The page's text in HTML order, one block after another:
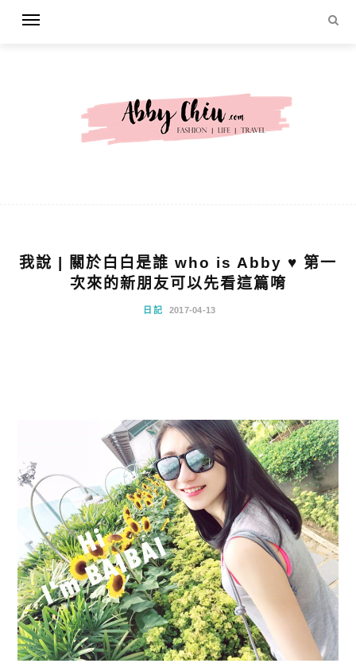
我說 | 關於白白是誰 who is Abby ♥ 第一
次來的新朋友可以先看這篇唷
日記 2017-04-13